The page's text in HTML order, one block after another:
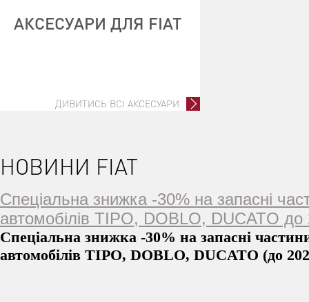
АКСЕСУАРИ ДЛЯ FIAT
ДИВИТИСЬ ВСІ АКСЕСУАРИ
НОВИНИ FIAT
Спеціальна знижка -30% на запасні
автомобілів TIPO, DOBLO, DUCATO до
Спеціальна знижка -30% на запасні
автомобілів TIPO, DOBLO, DUCATO (до